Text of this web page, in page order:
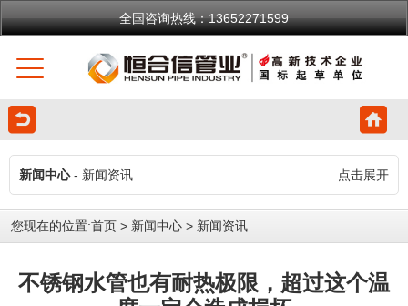
全国咨询热线：13652271599
新闻中心- 新闻资讯 点击展开
您现在的位置:首页 > 新闻中心 > 新闻资讯
不锈钢水管也有耐热极限，超过这个温